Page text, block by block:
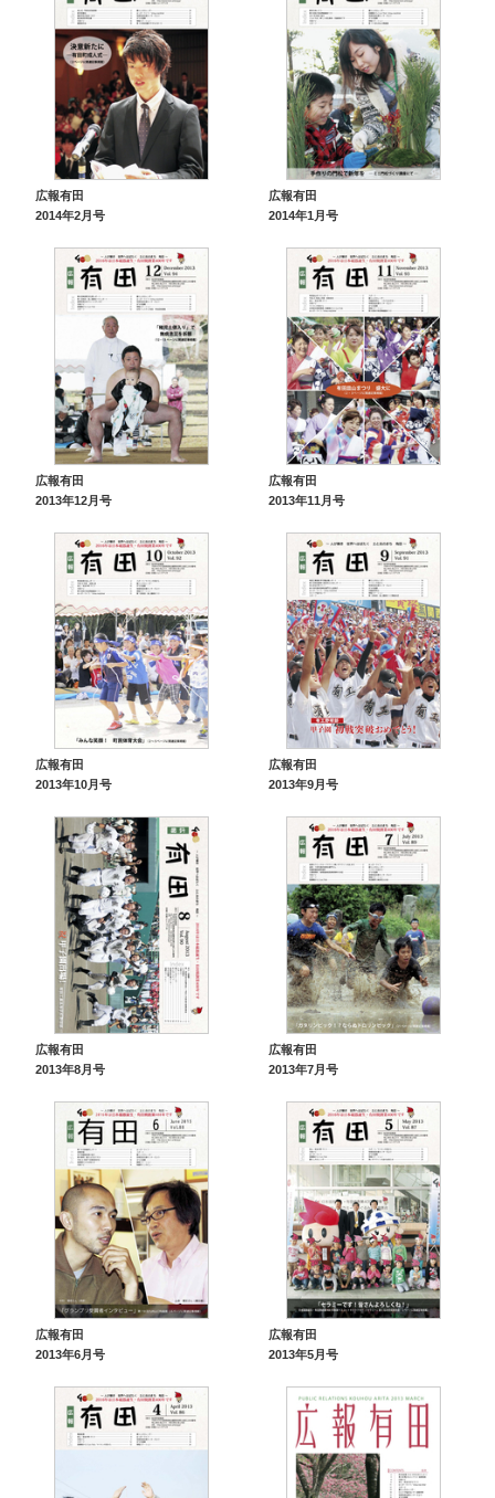
広報有田
2014年2月号
広報有田
2014年1月号
広報有田
2013年12月号
広報有田
2013年11月号
広報有田
2013年10月号
広報有田
2013年9月号
広報有田
2013年8月号
広報有田
2013年7月号
広報有田
2013年6月号
広報有田
2013年5月号